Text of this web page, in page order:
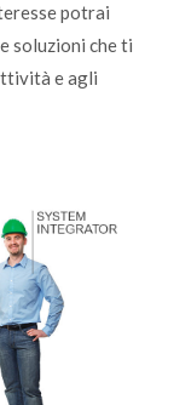
potrai
soluzioni che ti
e agli